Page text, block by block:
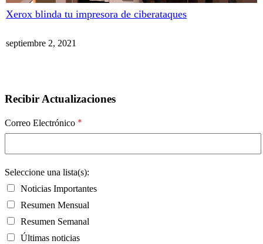
Xerox blinda tu impresora de ciberataques
septiembre 2, 2021
Recibir Actualizaciones
Correo Electrónico *
Seleccione una lista(s):
Noticias Importantes
Resumen Mensual
Resumen Semanal
Últimas noticias